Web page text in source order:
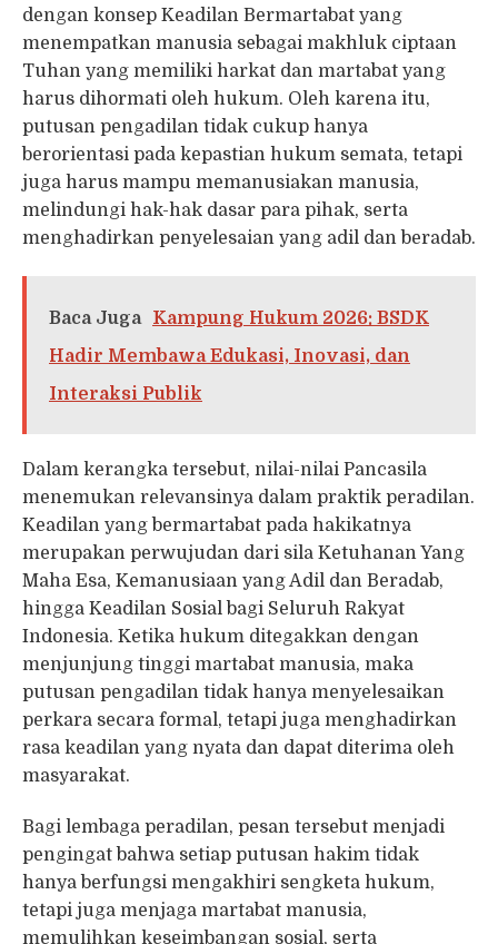
dengan konsep Keadilan Bermartabat yang
menempatkan manusia sebagai makhluk ciptaan
Tuhan yang memiliki harkat dan martabat yang
harus dihormati oleh hukum. Oleh karena itu,
putusan pengadilan tidak cukup hanya
berorientasi pada kepastian hukum semata, tetapi
juga harus mampu memanusiakan manusia,
melindungi hak-hak dasar para pihak, serta
menghadirkan penyelesaian yang adil dan beradab.
Baca Juga
Kampung Hukum 2026: BSDK
Hadir Membawa Edukasi, Inovasi, dan
Interaksi Publik
Dalam kerangka tersebut, nilai-nilai Pancasila
menemukan relevansinya dalam praktik peradilan.
Keadilan yang bermartabat pada hakikatnya
merupakan perwujudan dari sila Ketuhanan Yang
Maha Esa, Kemanusiaan yang Adil dan Beradab,
hingga Keadilan Sosial bagi Seluruh Rakyat
Indonesia. Ketika hukum ditegakkan dengan
menjunjung tinggi martabat manusia, maka
putusan pengadilan tidak hanya menyelesaikan
perkara secara formal, tetapi juga menghadirkan
rasa keadilan yang nyata dan dapat diterima oleh
masyarakat.
Bagi lembaga peradilan, pesan tersebut menjadi
pengingat bahwa setiap putusan hakim tidak
hanya berfungsi mengakhiri sengketa hukum,
tetapi juga menjaga martabat manusia,
memulihkan keseimbangan sosial, serta